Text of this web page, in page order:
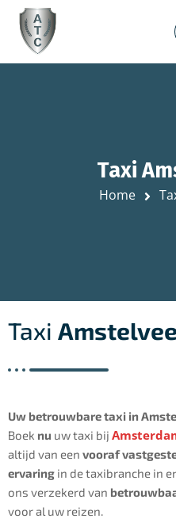
Taxi
Home
Taxi
Uw betrouwbare taxi in
Boek nu uw taxi bij
altijd van een vooraf
ervaring in de taxibranche in
ons verzekerd van
voor al uw reizen.